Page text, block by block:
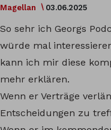
Magellan 03.06.2025
So sehr ich Georgs
würde mal
kann ich mir diese
mehr erklären.
Wenn er Verträge
Entscheidungen zu